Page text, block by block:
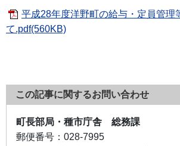
平成28年度洋野町の給与・定員管理
て.pdf(560KB)
この記事に関するお問い合わせ
町長部局・種市庁舎 総務課
郵便番号： 028-7995